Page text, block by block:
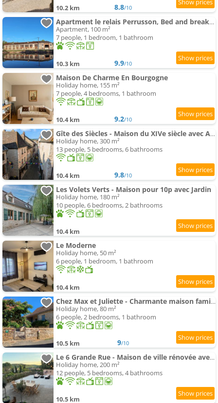
10.2 km 8.8/10
Apartment le relais Perrusson, Bed and breakfast et camping à la tuilerie
Apartment, 100 m²
7 people, 1 bedroom, 1 bathroom
10.3 km 9.9/10
Maison De Charme En Bourgogne
Holiday home, 155 m²
7 people, 4 bedrooms, 1 bathroom
10.4 km 9.2/10
Gîte des Siècles - Maison du XIVe siècle avec Ascenseur et Cinéma
Holiday home, 300 m²
13 people, 5 bedrooms, 6 bathrooms
10.4 km 9.8/10
Les Volets Verts - Maison pour 10p avec Jardin
Holiday home, 180 m²
10 people, 6 bedrooms, 2 bathrooms
10.4 km
Le Moderne
Holiday home, 50 m²
6 people, 1 bedroom, 1 bathroom
10.4 km
Chez Max et Juliette - Charmante maison familiale en bordure de forêt
Holiday home, 80 m²
6 people, 2 bedrooms, 1 bathroom
10.5 km 9/10
Le 6 Grande Rue - Maison de ville rénovée avec jardin
Holiday home, 200 m²
12 people, 5 bedrooms, 4 bathrooms
10.5 km